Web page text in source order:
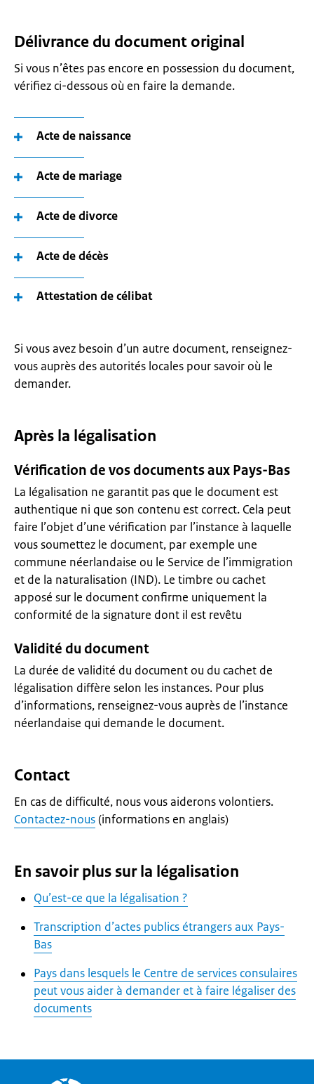
Délivrance du document original
Si vous n’êtes pas encore en possession du document,
vérifiez ci-dessous où en faire la demande.
Acte de naissance
Acte de mariage
Acte de divorce
Acte de décès
Attestation de célibat
Si vous avez besoin d’un autre document, renseignez-
vous auprès des autorités locales pour savoir où le
demander.
Après la légalisation
Vérification de vos documents aux Pays-Bas
La légalisation ne garantit pas que le document est
authentique ni que son contenu est correct. Cela peut
faire l’objet d’une vérification par l’instance à laquelle
vous soumettez le document, par exemple une
commune néerlandaise ou le Service de l’immigration
et de la naturalisation (IND). Le timbre ou cachet
apposé sur le document confirme uniquement la
conformité de la signature dont il est revêtu
Validité du document
La durée de validité du document ou du cachet de
légalisation diffère selon les instances. Pour plus
d’informations, renseignez-vous auprès de l’instance
néerlandaise qui demande le document.
Contact
En cas de difficulté, nous vous aiderons volontiers.
Contactez-nous(informations en anglais)
En savoir plus sur la légalisation
Qu’est-ce que la légalisation ?
Transcription d’actes publics étrangers aux Pays-
Bas
Pays dans lesquels le Centre de services consulaires
peut vous aider à demander et à faire légaliser des
documents